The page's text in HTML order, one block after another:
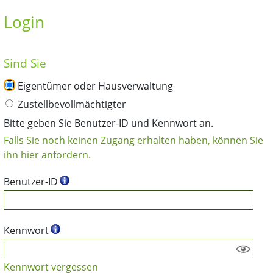
Login
Sind Sie
Eigentümer oder Hausverwaltung
Zustellbevollmächtigter
Bitte geben Sie Benutzer-ID und Kennwort an.
Falls Sie noch keinen Zugang erhalten haben, können Sie
ihn hier anfordern.
Benutzer-ID
Kennwort
Kennwort vergessen